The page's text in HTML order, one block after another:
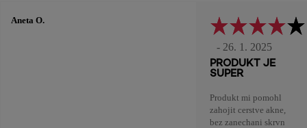
Aneta O.
- 26. 1. 2025
PRODUKT JE
SUPER
Produkt mi pomohl
zahojit cerstve akne,
bez zanechani skrvn